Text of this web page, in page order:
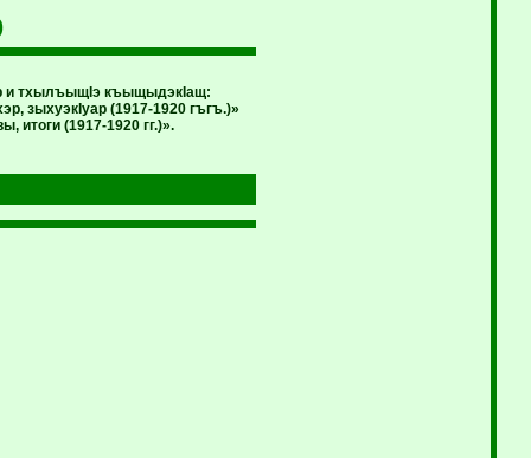
и тхылъыщIэ къыщыдэкIащ:
зыхуэкIуар (1917-1920 гъгъ.)»
итоги (1917-1920 гг.)».